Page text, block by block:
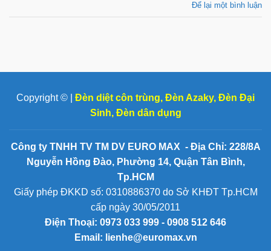
Để lại một bình luận
Copyright © | Đèn diệt côn trùng, Đèn Azaky, Đèn Đại
Sinh, Đèn dân dụng
Công ty TNHH TV TM DV EURO MAX - Địa Chỉ: 228/8A
Nguyễn Hồng Đào, Phường 14, Quận Tân Bình,
Tp.HCM
Giấy phép ĐKKD số: 0310886370 do Sở KHĐT Tp.HCM
cấp ngày 30/05/2011
Điện Thoại: 0973 033 999 - 0908 512 646
Email: lienhe@euromax.vn